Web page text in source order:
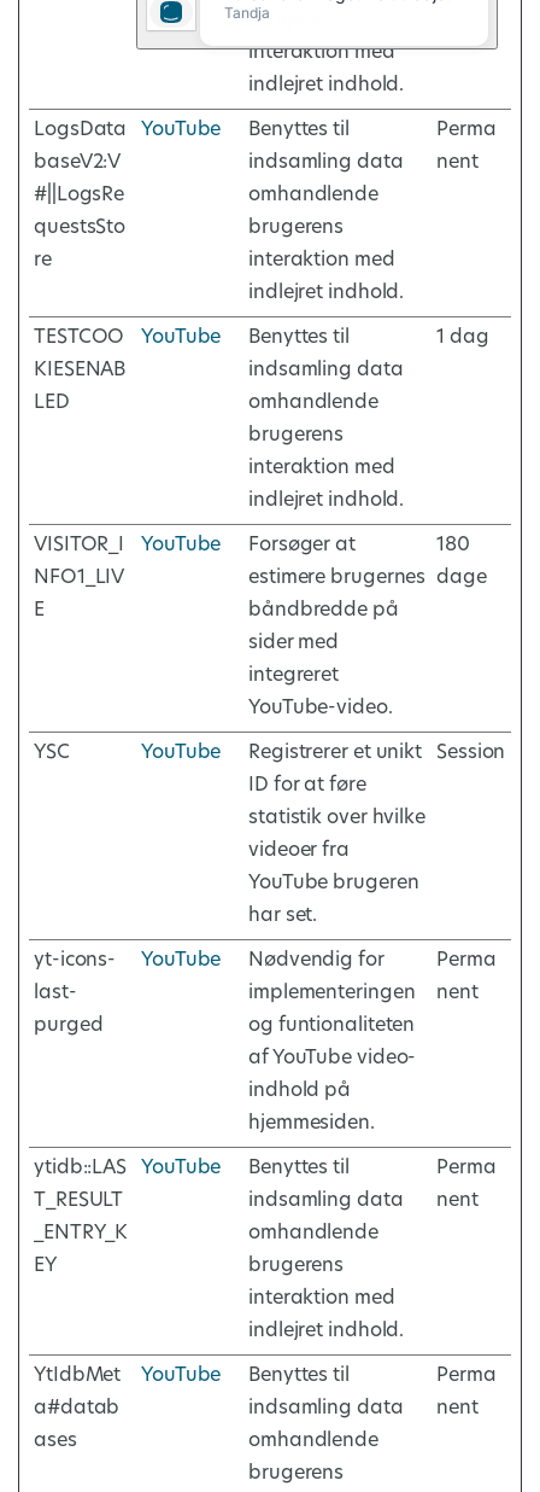
brugerens
interaktion med
indlejret indhold.
LogsData
baseV2:V
#||LogsRe
questsSto
re
YouTube
Benyttes til
indsamling data
omhandlende
brugerens
interaktion med
indlejret indhold.
Perma
nent
TESTCOO
KIESENAB
LED
YouTube
Benyttes til
indsamling data
omhandlende
brugerens
interaktion med
indlejret indhold.
1 dag
VISITOR_I
NFO1_LIV
E
YouTube
Forsøger at
estimere brugernes
båndbredde på
sider med
integreret
YouTube-video.
180
dage
YSC YouTube
Registrerer et unikt
ID for at føre
statistik over hvilke
videoer fra
YouTube brugeren
har set.
Session
yt-icons-
last-
purged
YouTube
Nødvendig for
implementeringen
og funtionaliteten
af YouTube video-
indhold på
hjemmesiden.
Perma
nent
ytidb::LAS
T_RESULT
_ENTRY_K
EY
YouTube
Benyttes til
indsamling data
omhandlende
brugerens
interaktion med
indlejret indhold.
Perma
nent
YtIdbMet
a#datab
ases
YouTube
Benyttes til
indsamling data
omhandlende
brugerens
Perma
nent